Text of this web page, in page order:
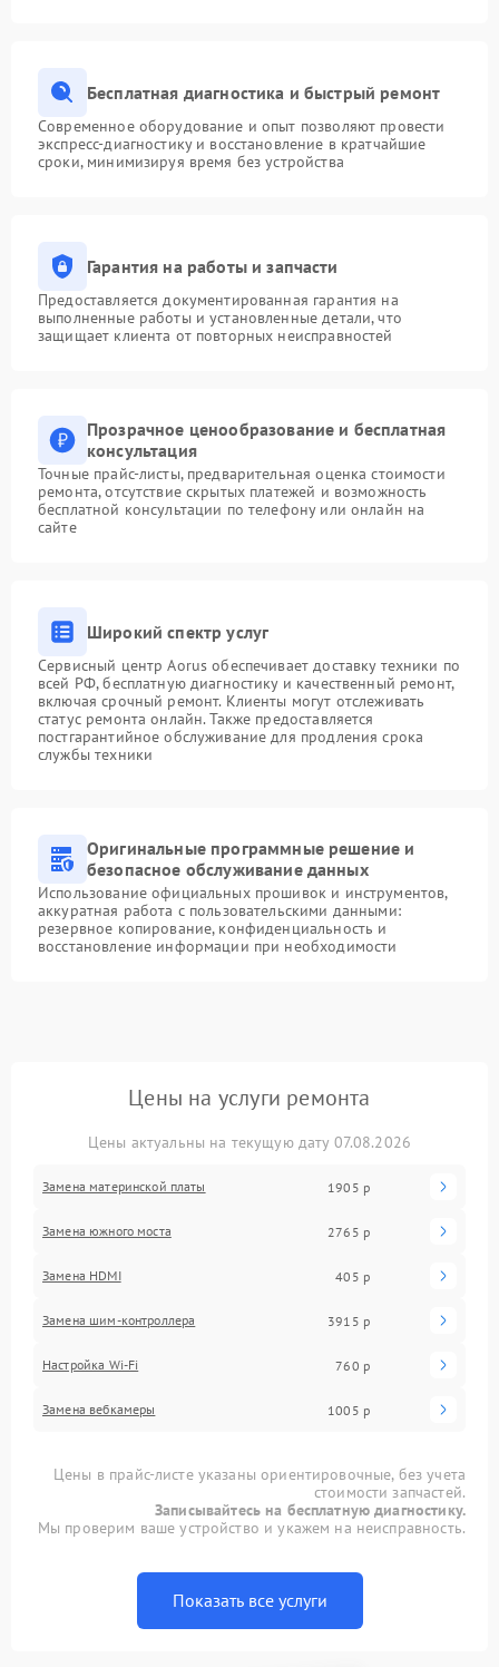
Бесплатная диагностика и быстрый ремонт
Современное оборудование и опыт позволяют провести
экспресс-диагностику и восстановление в кратчайшие
сроки, минимизируя время без устройства
Гарантия на работы и запчасти
Предоставляется документированная гарантия на
выполненные работы и установленные детали, что
защищает клиента от повторных неисправностей
Прозрачное ценообразование и бесплатная
консультация
Точные прайс-листы, предварительная оценка стоимости
ремонта, отсутствие скрытых платежей и возможность
бесплатной консультации по телефону или онлайн на
сайте
Широкий спектр услуг
Сервисный центр Aorus обеспечивает доставку техники по
всей РФ, бесплатную диагностику и качественный ремонт,
включая срочный ремонт. Клиенты могут отслеживать
статус ремонта онлайн. Также предоставляется
постгарантийное обслуживание для продления срока
службы техники
Оригинальные программные решение и
безопасное обслуживание данных
Использование официальных прошивок и инструментов,
аккуратная работа с пользовательскими данными:
резервное копирование, конфиденциальность и
восстановление информации при необходимости
Цены на услуги ремонта
Цены актуальны на текущую дату 07.08.2026
Замена материнской платы 1905 р
Замена южного моста 2765 р
Замена HDMI 405 р
Замена шим-контроллера 3915 р
Настройка Wi-Fi 760 р
Замена вебкамеры 1005 р
Цены в прайс-листе указаны ориентировочные, без учета
стоимости запчастей.
Записывайтесь на бесплатную диагностику.
Мы проверим ваше устройство и укажем на неисправность.
Показать все услуги